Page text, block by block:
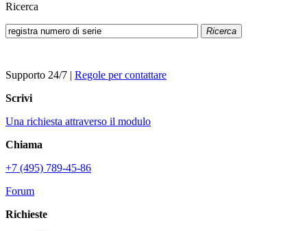
Ricerca
Ricerca
Supporto 24/7 | Regole per contattare
Scrivi
Una richiesta attraverso il modulo
Chiama
+7 (495) 789-45-86
Forum
Richieste